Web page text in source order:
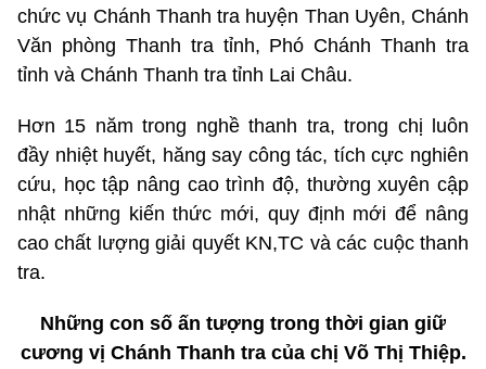
chức vụ Chánh Thanh tra huyện Than Uyên, Chánh
Văn phòng Thanh tra tỉnh, Phó Chánh Thanh tra
tỉnh và Chánh Thanh tra tỉnh Lai Châu.
Hơn 15 năm trong nghề thanh tra, trong chị luôn
đầy nhiệt huyết, hăng say công tác, tích cực nghiên
cứu, học tập nâng cao trình độ, thường xuyên cập
nhật những kiến thức mới, quy định mới để nâng
cao chất lượng giải quyết KN,TC và các cuộc thanh
tra.
Những con số ấn tượng trong thời gian giữ
cương vị Chánh Thanh tra của chị Võ Thị Thiệp.